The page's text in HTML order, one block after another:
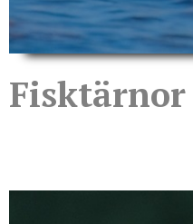
Fisktärnor